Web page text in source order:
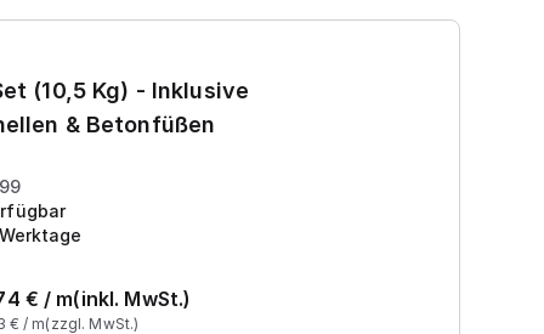
(10,5 Kg) - Inklusive
& Betonfüßen
€ / m(inkl. MwSt.)
€ / m(zzgl. MwSt.)